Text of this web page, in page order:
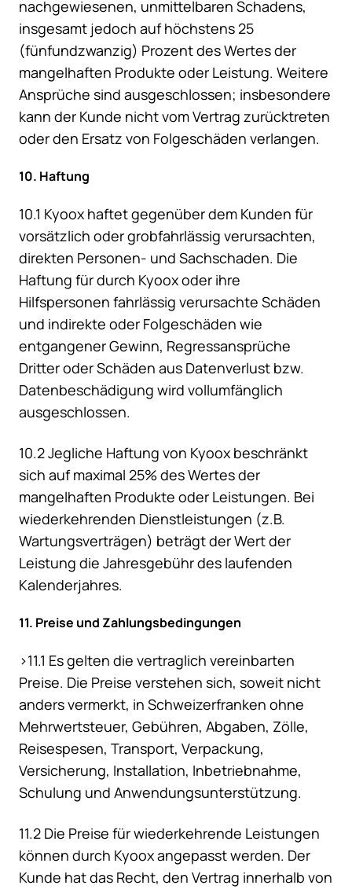
nachgewiesenen, unmittelbaren Schadens,
insgesamt jedoch auf höchstens 25
(fünfundzwanzig) Prozent des Wertes der
mangelhaften Produkte oder Leistung. Weitere
Ansprüche sind ausgeschlossen; insbesondere
kann der Kunde nicht vom Vertrag zurücktreten
oder den Ersatz von Folgeschäden verlangen.
10. Haftung
10.1 Kyoox haftet gegenüber dem Kunden für
vorsätzlich oder grobfahrlässig verursachten,
direkten Personen- und Sachschaden. Die
Haftung für durch Kyoox oder ihre
Hilfspersonen fahrlässig verursachte Schäden
und indirekte oder Folgeschäden wie
entgangener Gewinn, Regressansprüche
Dritter oder Schäden aus Datenverlust bzw.
Datenbeschädigung wird vollumfänglich
ausgeschlossen.
10.2 Jegliche Haftung von Kyoox beschränkt
sich auf maximal 25% des Wertes der
mangelhaften Produkte oder Leistungen. Bei
wiederkehrenden Dienstleistungen (z.B.
Wartungsverträgen) beträgt der Wert der
Leistung die Jahresgebühr des laufenden
Kalenderjahres.
11. Preise und Zahlungsbedingungen
>11.1 Es gelten die vertraglich vereinbarten
Preise. Die Preise verstehen sich, soweit nicht
anders vermerkt, in Schweizerfranken ohne
Mehrwertsteuer, Gebühren, Abgaben, Zölle,
Reisespesen, Transport, Verpackung,
Versicherung, Installation, Inbetriebnahme,
Schulung und Anwendungsunterstützung.
11.2 Die Preise für wiederkehrende Leistungen
können durch Kyoox angepasst werden. Der
Kunde hat das Recht, den Vertrag innerhalb von